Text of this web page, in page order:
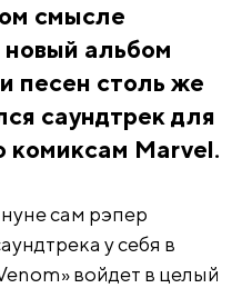
смысле
новый альбом
песен столь же
саундтрек для
комиксам Marvel.
сам рэпер
у себя в
войдет в целый